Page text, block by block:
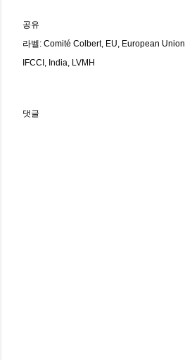
공유
라벨: Comité Colbert EU European Union
IFCCI
India LVMH
댓글